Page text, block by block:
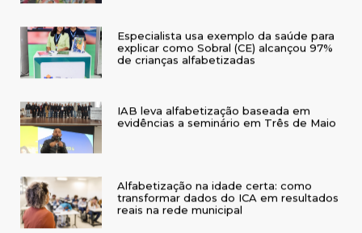
Especialista usa exemplo da saúde para
explicar como Sobral (CE) alcançou 97%
de crianças alfabetizadas
IAB leva alfabetização baseada em
evidências a seminário em Três de Maio
Alfabetização na idade certa: como
transformar dados do ICA em resultados
reais na rede municipal